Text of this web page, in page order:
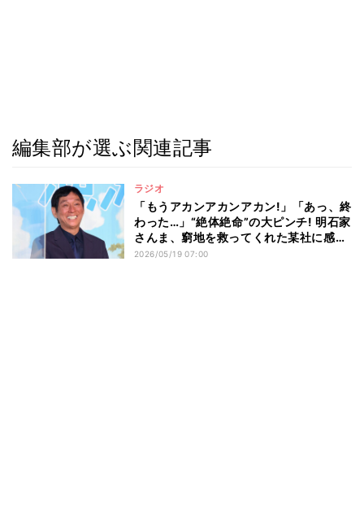
編集部が選ぶ関連記事
ラジオ
「もうアカンアカンアカン!」「あっ、終
わった…」“絶体絶命”の大ピンチ! 明石家
さんま、窮地を救ってくれた某社に感謝
「本当にありがとうございます」「お礼
2026/05/19 07:00